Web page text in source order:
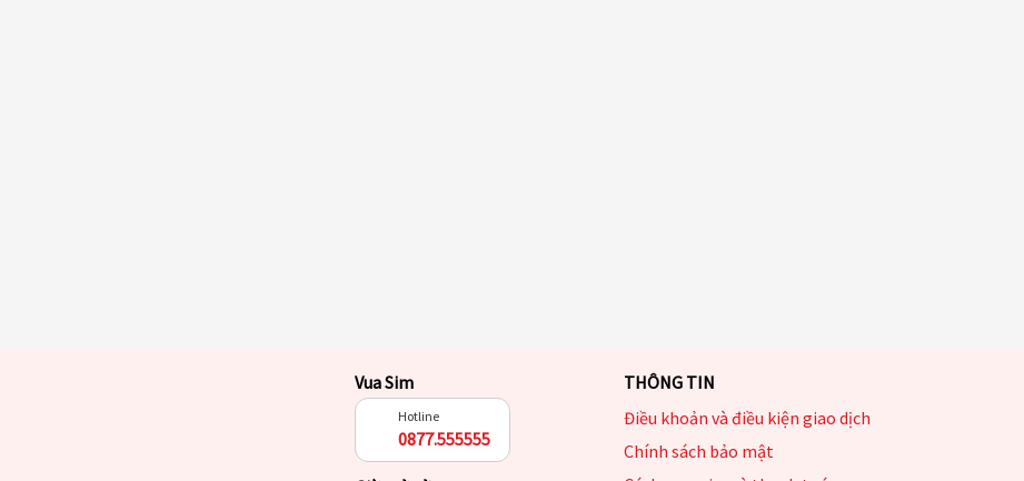
Vua Sim
Hotline
0877.555555
THÔNG TIN
Điều khoản và điều kiện giao dịch
Chính sách bảo mật